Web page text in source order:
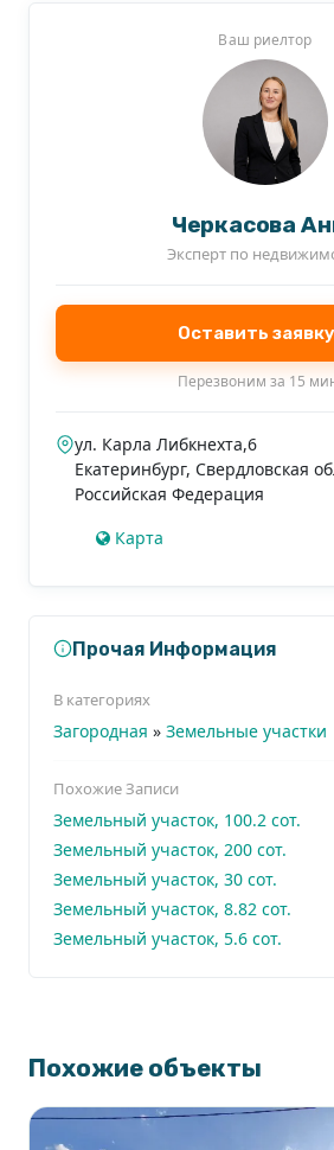
Ваш риелтор
Черкасова
Эксперт по
Оставить заявку
Перезвоним за 15
ул. Карла Либкнехта,6
Екатеринбург, Свердловская
Российская Федерация
Карта
Прочая Информация
В категориях
Загородная » Земельные участки
Похожие Записи
Земельный участок, 100.2 сот.
Земельный участок, 200 сот.
Земельный участок, 30 сот.
Земельный участок, 8.82 сот.
Земельный участок, 5.6 сот.
Похожие объекты